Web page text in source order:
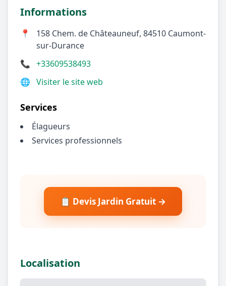
Informations
📍
158 Chem. de Châteauneuf, 84510 Caumont-
sur-Durance
📞 +33609538493
🌐 Visiter le site web
Services
Élagueurs
Services professionnels
📋 Devis Jardin Gratuit →
Localisation